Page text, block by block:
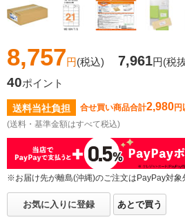
8,757円(税込) 7,961円(税
40ポイント
送料当社負担 合せ買い商品合計2,980円
(送料・基準金額はすべて税込)
※お届け先が離島(沖縄)のご注文はPayPay対象
お気に入りに登録 あとで買う